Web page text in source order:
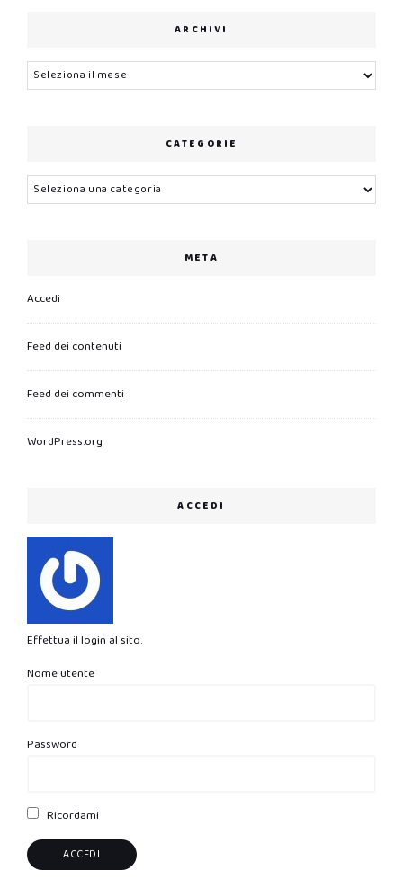
ARCHIVI
Archivi
CATEGORIE
Categorie
META
Accedi
Feed dei contenuti
Feed dei commenti
WordPress.org
ACCEDI
Effettua il login al sito.
Nome utente
Password
Ricordami